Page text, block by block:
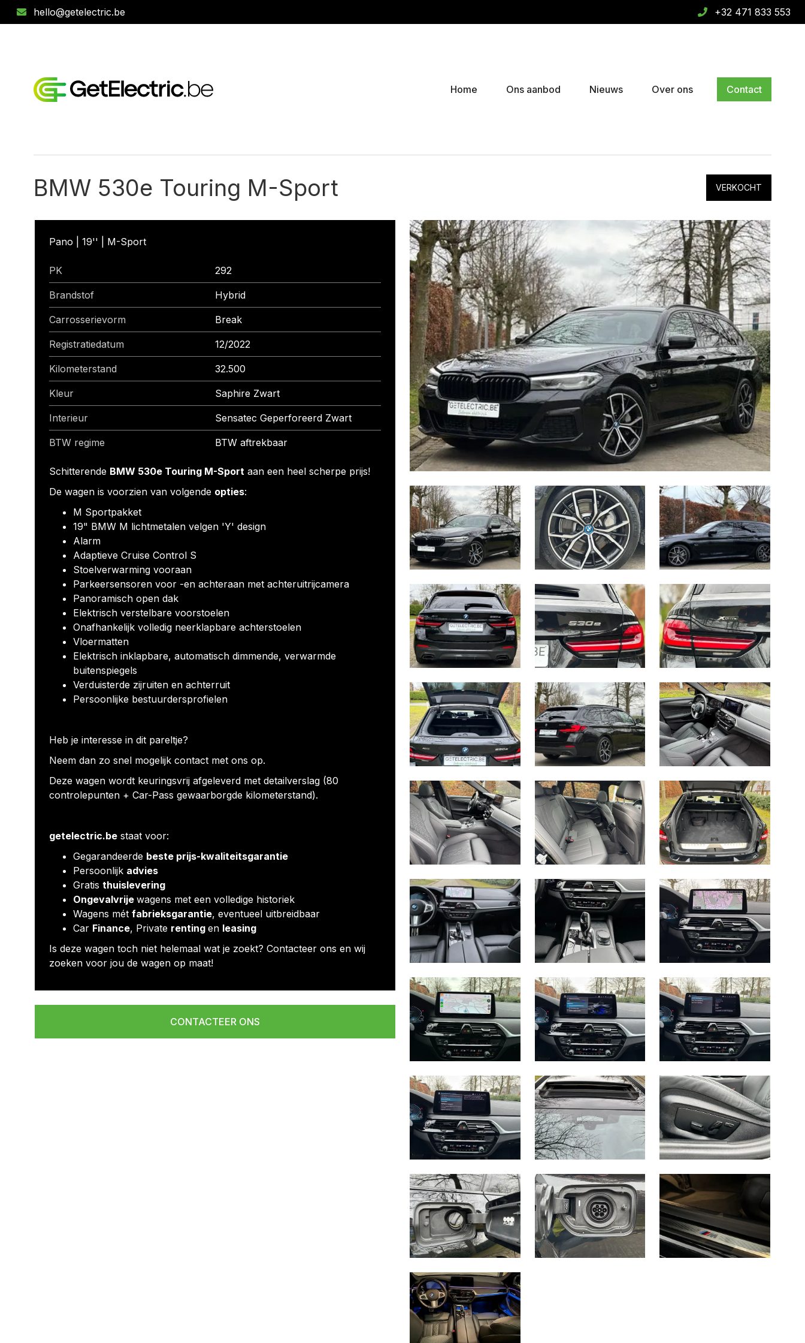
hello@getelectric.be +32 471 833 553
Home Ons aanbod Nieuws Over ons Contact
BMW 530e Touring M-Sport VERKOCHT
Pano | 19'' | M-Sport
PK 292
Brandstof Hybrid
Carrosserievorm Break
Registratiedatum 12/2022
Kilometerstand 32.500
Kleur Saphire Zwart
Interieur Sensatec Geperforeerd Zwart
BTW regime BTW aftrekbaar
Schitterende BMW 530e Touring M-Sport aan een heel scherpe prijs!
De wagen is voorzien van volgende opties:
M Sportpakket
19" BMW M lichtmetalen velgen 'Y' design
Alarm
Adaptieve Cruise Control S
Stoelverwarming vooraan
Parkeersensoren voor -en achteraan met achteruitrijcamera
Panoramisch open dak
Elektrisch verstelbare voorstoelen
Onafhankelijk volledig neerklapbare achterstoelen
Vloermatten
Elektrisch inklapbare, automatisch dimmende, verwarmde
buitenspiegels
Verduisterde zijruiten en achterruit
Persoonlijke bestuurdersprofielen
Heb je interesse in dit pareltje?
Neem dan zo snel mogelijk contact met ons op.
Deze wagen wordt keuringsvrij afgeleverd met detailverslag (80
controlepunten + Car-Pass gewaarborgde kilometerstand).
getelectric.be staat voor:
Gegarandeerde beste prijs-kwaliteitsgarantie
Persoonlijk advies
Gratis thuislevering
Ongevalvrije wagens met een volledige historiek
Wagens mét fabrieksgarantie, eventueel uitbreidbaar
Car Finance, Private renting en leasing
Is deze wagen toch niet helemaal wat je zoekt? Contacteer ons en wij
zoeken voor jou de wagen op maat!
CONTACTEER ONS